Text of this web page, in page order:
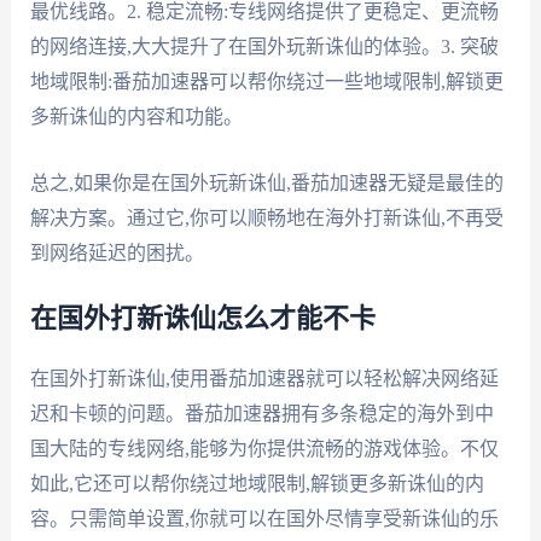
最优线路。2. 稳定流畅:专线网络提供了更稳定、更流畅
的网络连接,大大提升了在国外玩新诛仙的体验。3. 突破
地域限制:番茄加速器可以帮你绕过一些地域限制,解锁更
多新诛仙的内容和功能。
总之,如果你是在国外玩新诛仙,番茄加速器无疑是最佳的
解决方案。通过它,你可以顺畅地在海外打新诛仙,不再受
到网络延迟的困扰。
在国外打新诛仙怎么才能不卡
在国外打新诛仙,使用番茄加速器就可以轻松解决网络延
迟和卡顿的问题。番茄加速器拥有多条稳定的海外到中
国大陆的专线网络,能够为你提供流畅的游戏体验。不仅
如此,它还可以帮你绕过地域限制,解锁更多新诛仙的内
容。只需简单设置,你就可以在国外尽情享受新诛仙的乐